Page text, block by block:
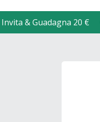
Invita & Guadagna 20 €